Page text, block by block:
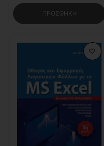
ΠΡΟΣΘΉΚΗ